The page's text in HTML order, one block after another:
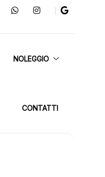
NOLEGGIO
CONTATTI